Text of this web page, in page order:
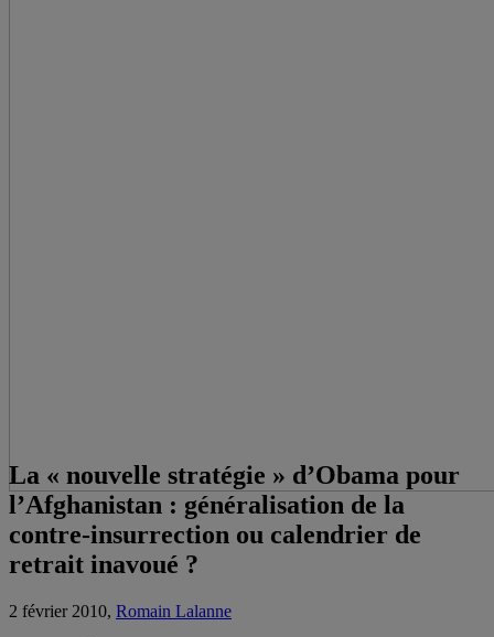
La « nouvelle stratégie » d’Obama pour
l’Afghanistan : généralisation de la
contre-insurrection ou calendrier de
retrait inavoué ?
2 février 2010, Romain Lalanne